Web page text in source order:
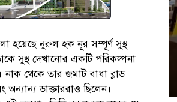
হয়েছে নুরুল হক নূর সম্পূর্ণ সুস্থ
সুস্থ দেখানোর একটি পরিকল্পনা
থেকে তার জমাট বাধা ব্লাড
ডাক্তাররাও ছিলেন।